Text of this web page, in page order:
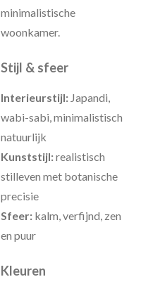
minimalistische
woonkamer.
Stijl & sfeer
Interieurstijl: Japandi,
wabi-sabi, minimalistisch
natuurlijk
Kunststijl:realistisch
stilleven met botanische
precisie
Sfeer: kalm, verfijnd, zen
en puur
Kleuren